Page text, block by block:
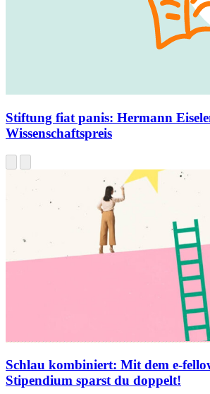
Stiftung fiat panis: Hermann
Wissenschaftspreis
Schlau kombiniert: Mit dem
Stipendium sparst du doppelt!